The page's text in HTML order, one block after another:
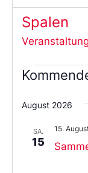
Spalen
Sie
das
aus.
August 2026
SA.
15
15.